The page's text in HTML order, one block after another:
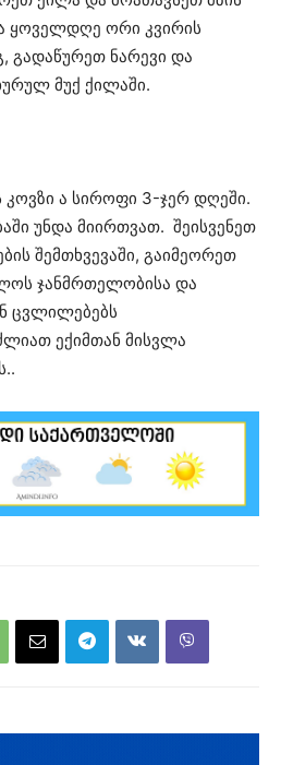
ყოველდღე ორი კვირის
გადაწურეთ ნარევი და
მუქ ქილაში.
ა სიროფი 3-ჯერ დღეში.
უნდა მიირთვათ. შეისვენეთ
შემთხვევაში, გაიმეორეთ
ჯანმრთელობისა და
ცვლილებებს
ექიმთან მისვლა